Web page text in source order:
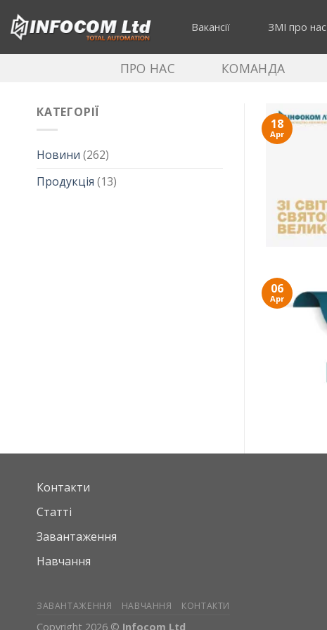
content
Вакансії ЗМІ про нас
ПРО НАС КОМАНДА
КАТЕГОРІЇ
Новини (262)
Продукція (13)
18
Apr
06
Apr
Контакти
Статті
Завантаження
Навчання
ЗАВАНТАЖЕННЯ НАВЧАННЯ КОНТАКТИ
Copyright 2026 © Infocom Ltd